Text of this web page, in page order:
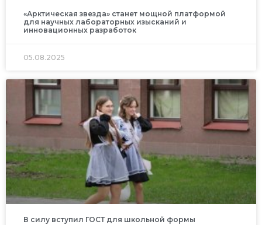
«Арктическая звезда» станет мощной платформой
для научных лабораторных изысканий и
инновационных разработок
05.08.2025
В силу вступил ГОСТ для школьной формы